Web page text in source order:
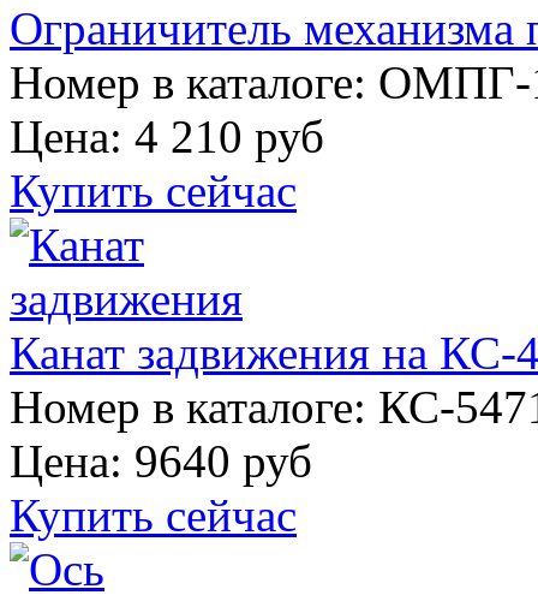
Ограничитель
Номер в каталоге:
Цена: 4 210 руб
Купить сейчас
Канат задвижения на
Номер в каталоге: КС-
Цена: 9640 руб
Купить сейчас